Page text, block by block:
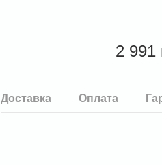
2 991
Доставка Оплата